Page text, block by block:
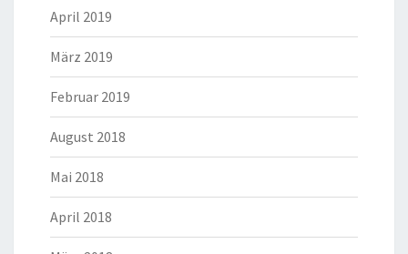
April 2019
März 2019
Februar 2019
August 2018
Mai 2018
April 2018